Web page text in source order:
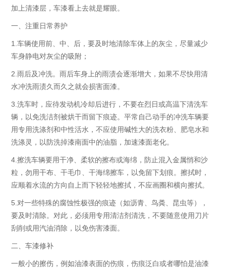
加上清漆层，车漆看上去就是耀眼。
一、注重日常养护
1.车辆使用前、中、后，要及时地清除车体上的灰尘，尽量减少
车身静电对灰尘的吸附；
2.雨后及冲洗。雨后车身上的雨渍会逐渐增大，如果不尽快用清
水冲洗雨渍久而久之就会损害面漆。
3.洗车时，应待发动机冷却后进行，不要在烈日或高温下清洗车
辆，以免洗洁剂被烘干而留下痕迹。平常自己动手的冲洗车辆要
用专用洗涤剂和中性活水，不应使用碱性大的洗衣粉、肥皂水和
洗涤灵，以防洗掉漆南面中的油脂，加速漆面老化。
4.擦洗车辆要用干净、柔软的擦布或海绵，防止混入金属悄和沙
粒，勿用干布、干毛巾、干海绵擦车，以免留下划痕。擦拭时，
应顺着水流的方向自上而下轻轻地擦拭，不应画圈和横向擦拭。
5.对一些特殊的腐蚀性极强的痕迹（如沥青、鸟粪、昆虫等），
要及时清除。对此，必须用专用清洁剂清洗，不要随意使用刀片
刮削或用汽油消除，以免伤害漆面。
二、车漆修补
一般小的擦伤，例如油漆表面的伤痕，伤痕泛白或者哪怕是油漆